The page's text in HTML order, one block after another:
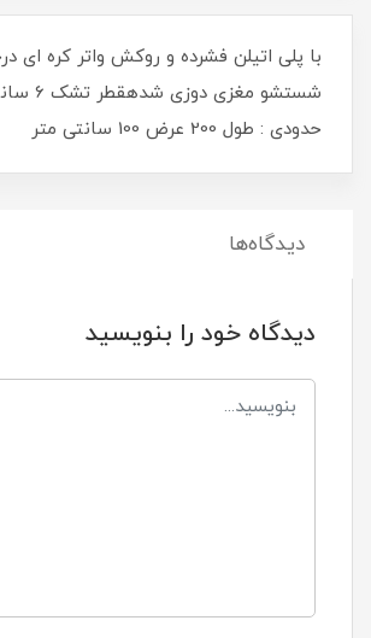
با پلی اتيلن فشرده و روكش واتر کره ای
شستشو
حدودی : طول 200 عرض 100 سانتی متر
دیدگاه‌ها
دیدگاه خود را بنویسید